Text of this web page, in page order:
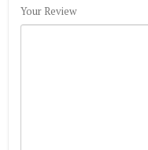
Your Review